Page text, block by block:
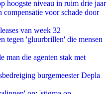
hoogste niveau in ruim drie jaar
voor schade door
van week 32
tegen 'gluurbrillen' die mensen
man die agenten stak met
burgemeester Depla